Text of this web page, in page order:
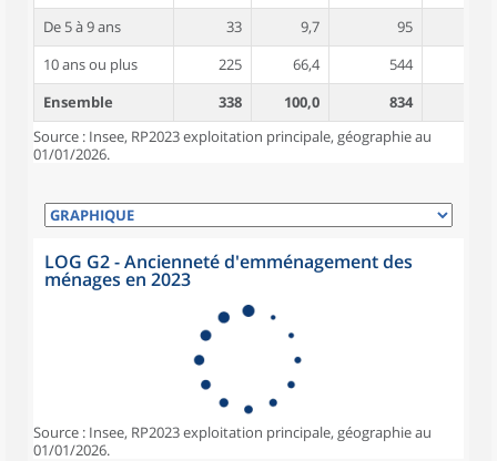
De 5 à 9 ans
33 9,7 95
10 ans ou plus
225 66,4 544
Ensemble
338 100,0 834
Source : Insee, RP2023 exploitation principale, géographie au
01/01/2026.
LOG G2 - Ancienneté d'emménagement des
ménages en 2023
Source : Insee, RP2023 exploitation principale, géographie au
01/01/2026.